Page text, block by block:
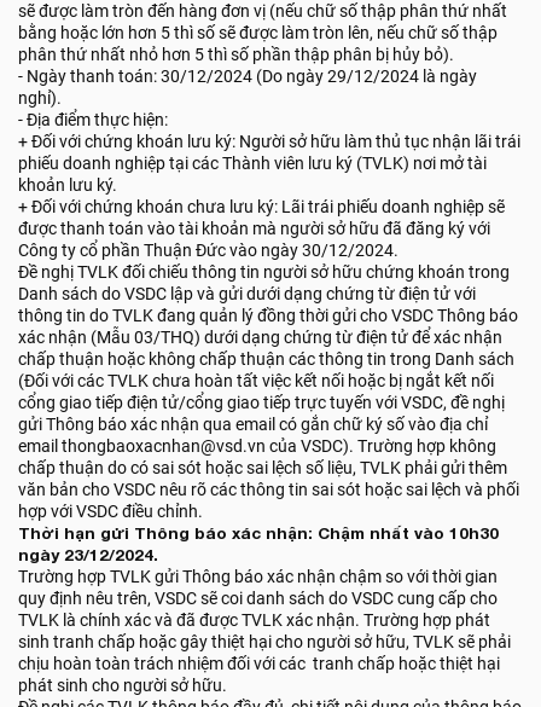
sẽ được làm tròn đến hàng đơn vị (nếu chữ số thập phân thứ nhất
bằng hoặc lớn hơn 5 thì số sẽ được làm tròn lên, nếu chữ số thập
phân thứ nhất nhỏ hơn 5 thì số phần thập phân bị hủy bỏ).
- Ngày thanh toán: 30/12/2024 (Do ngày 29/12/2024 là ngày
nghỉ).
- Địa điểm thực hiện:
+ Đối với chứng khoán lưu ký: Người sở hữu làm thủ tục nhận lãi trái
phiếu doanh nghiệp tại các Thành viên lưu ký (TVLK) nơi mở tài
khoản lưu ký.
+ Đối với chứng khoán chưa lưu ký: Lãi trái phiếu doanh nghiệp sẽ
được thanh toán vào tài khoản mà người sở hữu đã đăng ký với
Công ty cổ phần Thuận Đức vào ngày 30/12/2024.
Đề nghị TVLK đối chiếu thông tin người sở hữu chứng khoán trong
Danh sách do VSDC lập và gửi dưới dạng chứng từ điện tử với
thông tin do TVLK đang quản lý đồng thời gửi cho VSDC Thông báo
xác nhận (Mẫu 03/THQ) dưới dạng chứng từ điện tử để xác nhận
chấp thuận hoặc không chấp thuận các thông tin trong Danh sách
(Đối với các TVLK chưa hoàn tất việc kết nối hoặc bị ngắt kết nối
cổng giao tiếp điện tử/cổng giao tiếp trực tuyến với VSDC, đề nghị
gửi Thông báo xác nhận qua email có gắn chữ ký số vào địa chỉ
email thongbaoxacnhan@vsd.vn của VSDC). Trường hợp không
chấp thuận do có sai sót hoặc sai lệch số liệu, TVLK phải gửi thêm
văn bản cho VSDC nêu rõ các thông tin sai sót hoặc sai lệch và phối
hợp với VSDC điều chỉnh.
Thời hạn gửi Thông báo xác nhận: Chậm nhất vào 10h30
ngày 23/12/2024.
Trường hợp TVLK gửi Thông báo xác nhận chậm so với thời gian
quy định nêu trên, VSDC sẽ coi danh sách do VSDC cung cấp cho
TVLK là chính xác và đã được TVLK xác nhận. Trường hợp phát
sinh tranh chấp hoặc gây thiệt hại cho người sở hữu, TVLK sẽ phải
chịu hoàn toàn trách nhiệm đối với các tranh chấp hoặc thiệt hại
phát sinh cho người sở hữu.